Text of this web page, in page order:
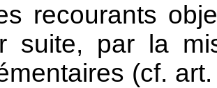
recourants
suite, par la
(cf.